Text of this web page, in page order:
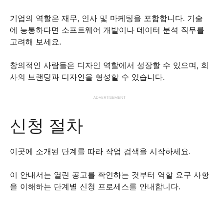
기업의 역할은 재무, 인사 및 마케팅을 포함합니다. 기술
에 능통하다면 소프트웨어 개발이나 데이터 분석 직무를
고려해 보세요.
창의적인 사람들은 디자인 역할에서 성장할 수 있으며, 회
사의 브랜딩과 디자인을 형성할 수 있습니다.
ADVERTISEMENT
신청 절차
이곳에 소개된 단계를 따라 작업 검색을 시작하세요.
이 안내서는 열린 공고를 확인하는 것부터 역할 요구 사항
을 이해하는 단계별 신청 프로세스를 안내합니다.